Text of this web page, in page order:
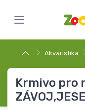
Akvaristika
Krmivo pro